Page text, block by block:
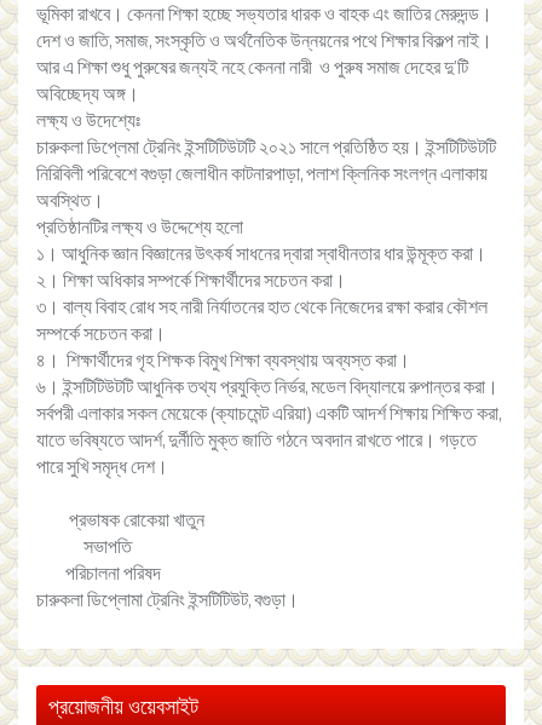
ভূমিকা রাখবে। কেননা শিক্ষা হচ্ছে সভ্যতার ধারক ও বাহক এং জাতির মেরুদন্ড।
দেশ ও জাতি, সমাজ, সংস্কৃতি ও অর্থনৈতিক উন্নয়নের পথে শিক্ষার বিকল্প নাই।
আর এ শিক্ষা শুধু পুরুষের জন্যই নহে কেননা নারী ও পুরুষ সমাজ দেহের দু’টি
অবিচ্ছেদ্য অঙ্গ।
লক্ষ্য ও উদেশ্যেঃ
চারুকলা ডিপ্লেমা ট্রেনিং ইন্সটিটিউটটি ২০২১ সালে প্রতিষ্ঠিত হয়। ইন্সটিটিউটটি
নিরিবিলী পরিবেশে বগুড়া জেলাধীন কাটনারপাড়া, পলাশ ক্লিনিক সংলগ্ন এলাকায়
অবস্থিত।
প্রতিষ্ঠানটির লক্ষ্য ও উদ্দেশ্যে হলো
১। আধুনিক জ্ঞান বিজ্ঞানের উৎকর্ষ সাধনের দ্বারা স্বাধীনতার ধার উন্মূক্ত করা।
২। শিক্ষা অধিকার সম্পর্কে শিক্ষার্থীদের সচেতন করা।
৩। বাল্য বিবাহ রোধ সহ নারী নির্যাতনের হাত থেকে নিজেদের রক্ষা করার কৌশল
সম্পর্কে সচেতন করা।
৪। শিক্ষার্থীদের গৃহ শিক্ষক বিমুখ শিক্ষা ব্যবস্থায় অব্যস্ত করা।
৬। ইন্সটিটিউটটি আধুনিক তথ্য প্রযুক্তি নির্ভর, মডেল বিদ্যালয়ে রুপান্তর করা।
সর্বপরী এলাকার সকল মেয়েকে (ক্যাচমেন্ট এরিয়া) একটি আদর্শ শিক্ষায় শিক্ষিত করা,
যাতে ভবিষ্যতে আদর্শ, দুর্নীতি মুক্ত জাতি গঠনে অবদান রাখতে পারে। গড়তে
পারে সুখি সমৃদ্ধ দেশ।
প্রভাষক রোকেয়া খাতুন
সভাপতি
পরিচালনা পরিষদ
চারুকলা ডিপ্লোমা ট্রেনিং ইন্সটিটিউট, বগুড়া।
প্রয়োজনীয় ওয়েবসাইট